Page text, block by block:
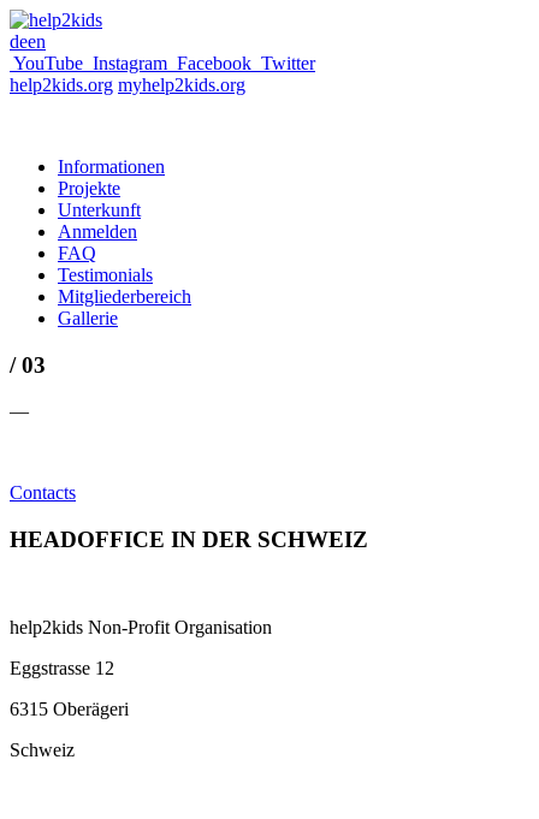
deen
YouTube Instagram Facebook Twitter
help2kids.org myhelp2kids.org
Informationen
Projekte
Unterkunft
Anmelden
FAQ
Testimonials
Mitgliederbereich
Gallerie
/ 03
—
Contacts
HEADOFFICE IN DER SCHWEIZ
help2kids Non-Profit Organisation
Eggstrasse 12
6315 Oberägeri
Schweiz